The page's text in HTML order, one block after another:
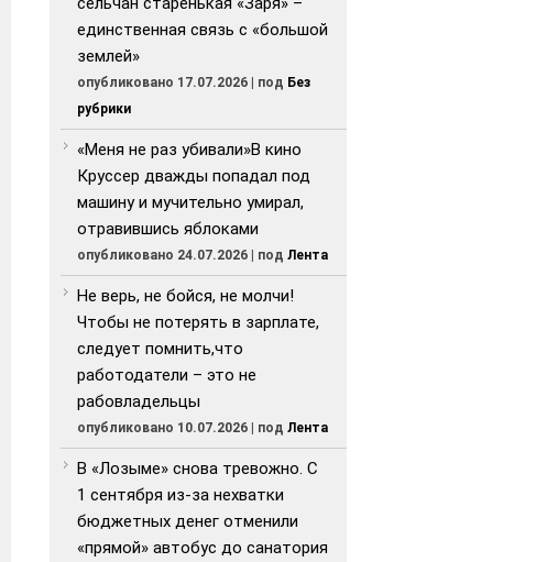
единственная связь с «большой
землей»
опубликовано 17.07.2026 | под Без
рубрики
«Меня не раз убивали»В кино
Круссер дважды попадал под
машину и мучительно умирал,
отравившись яблоками
опубликовано 24.07.2026 | под Лента
Не верь, не бойся, не молчи!
Чтобы не потерять в зарплате,
следует помнить,что
работодатели – это не
рабовладельцы
опубликовано 10.07.2026 | под Лента
В «Лозыме» снова тревожно. С
1 сентября из-за нехватки
бюджетных денег отменили
«прямой» автобус до санатория